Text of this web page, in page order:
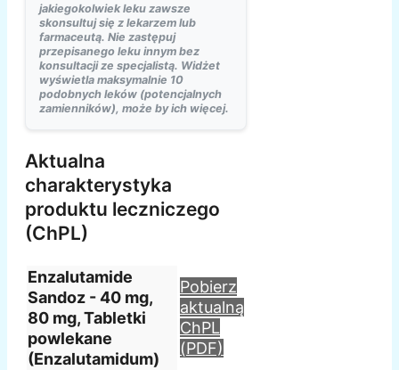
jakiegokolwiek leku zawsze
skonsultuj się z lekarzem lub
farmaceutą. Nie zastępuj
przepisanego leku innym bez
konsultacji ze specjalistą. Widżet
wyświetla maksymalnie 10
podobnych leków (potencjalnych
zamienników), może by ich więcej.
Aktualna
charakterystyka
produktu leczniczego
(ChPL)
Enzalutamide
Sandoz - 40 mg,
80 mg, Tabletki
powlekane
(Enzalutamidum)
Pobierz
aktualną
ChPL
(PDF)